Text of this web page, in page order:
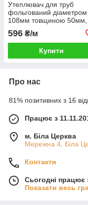
Утеплювач для труб
фольгований діаметром
108мм товщиною 50мм,
Шкаралупа
пінопласт ПСБ-С-35
596 ₴/м
Купити
Про нас
81% позитивних з 16
Працює з
м. Біла Церква
Мережна 4, Біла
Контакти
Сьогодні працює
Показати весь